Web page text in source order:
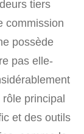
tiers
commission
possède
pas elle-
principal
et des outils